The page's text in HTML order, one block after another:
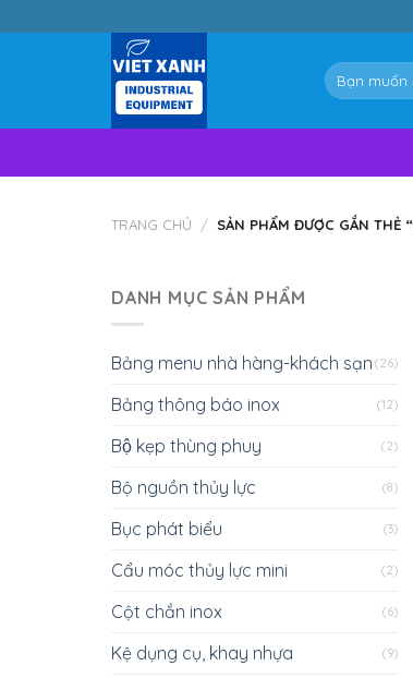
to
Tìm
kiếm:
TRANG CHỦ / SẢN PHẨM ĐƯỢC GẮN THẺ
DANH MỤC SẢN PHẨM
Bảng menu nhà hàng-khách sạn (26)
Bảng thông báo inox (12)
Bộ kẹp thùng phuy (2)
Bộ nguồn thủy lực (8)
Bục phát biểu (3)
Cẩu móc thủy lực mini (2)
Cột chắn inox (6)
Kệ dụng cụ, khay nhựa (9)